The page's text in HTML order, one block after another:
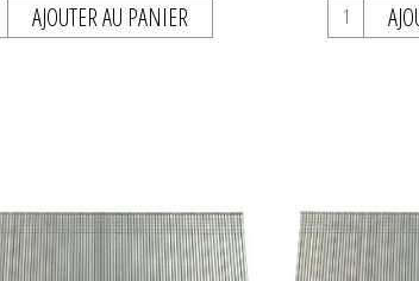
AJOUTER AU PANIER